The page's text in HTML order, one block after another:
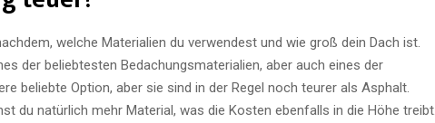
welche Materialien du verwendest und wie groß dein Dach ist.
der beliebtesten Bedachungsmaterialien, aber auch eines der
beliebte Option, aber sie sind in der Regel noch teurer als Asphalt.
du natürlich mehr Material, was die Kosten ebenfalls in die Höhe treibt.